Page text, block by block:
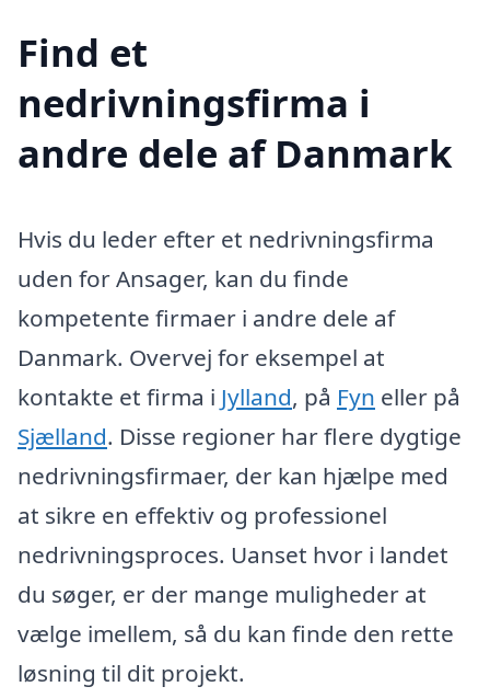
Find et
nedrivningsfirma i
andre dele af Danmark
Hvis du leder efter et nedrivningsfirma
uden for Ansager, kan du finde
kompetente firmaer i andre dele af
Danmark. Overvej for eksempel at
kontakte et firma i Jylland, på Fyn eller på
Sjælland. Disse regioner har flere dygtige
nedrivningsfirmaer, der kan hjælpe med
at sikre en effektiv og professionel
nedrivningsproces. Uanset hvor i landet
du søger, er der mange muligheder at
vælge imellem, så du kan finde den rette
løsning til dit projekt.